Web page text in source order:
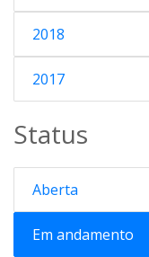
2018
2017
Status
Aberta
Em andamento